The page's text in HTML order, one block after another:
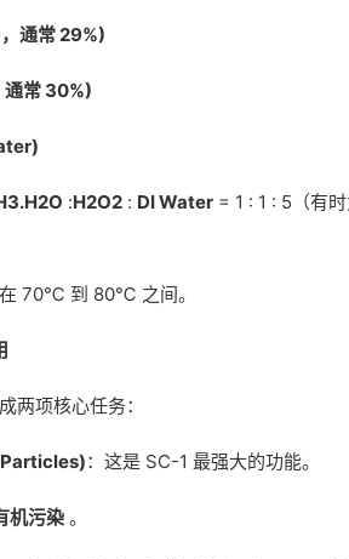
通常 29%)
通常 30%)
:H2O2 : DI Water = 1 : 1 : 5（有
70℃ 到 80℃ 之间。
两项核心任务：
：这是 SC-1 最强大的功能。
机污染 。